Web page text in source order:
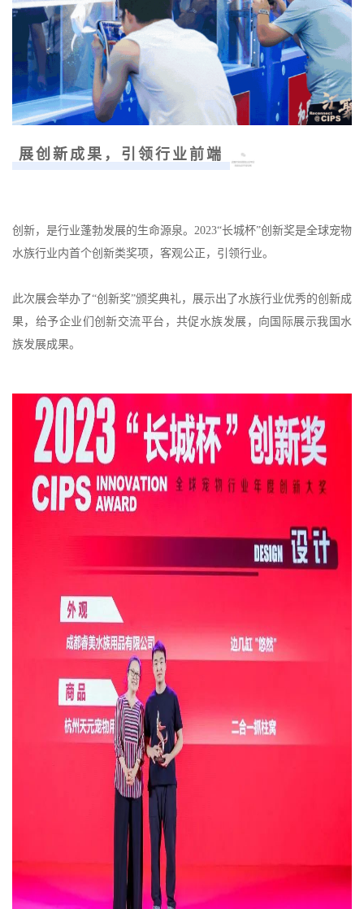
展创新成果，引领行业前端
创新，是行业蓬勃发展的生命源泉。2023“长城杯”创新奖是全球宠物
水族行业内首个创新类奖项，客观公正，引领行业。
此次展会举办了“创新奖”颁奖典礼，展示出了水族行业优秀的创新成
果，给予企业们创新交流平台，共促水族发展，向国际展示我国水
族发展成果。